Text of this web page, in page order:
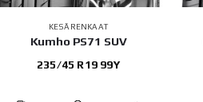
KESÄRENKAAT
Kumho PS71 SUV
235/45 R19 99Y